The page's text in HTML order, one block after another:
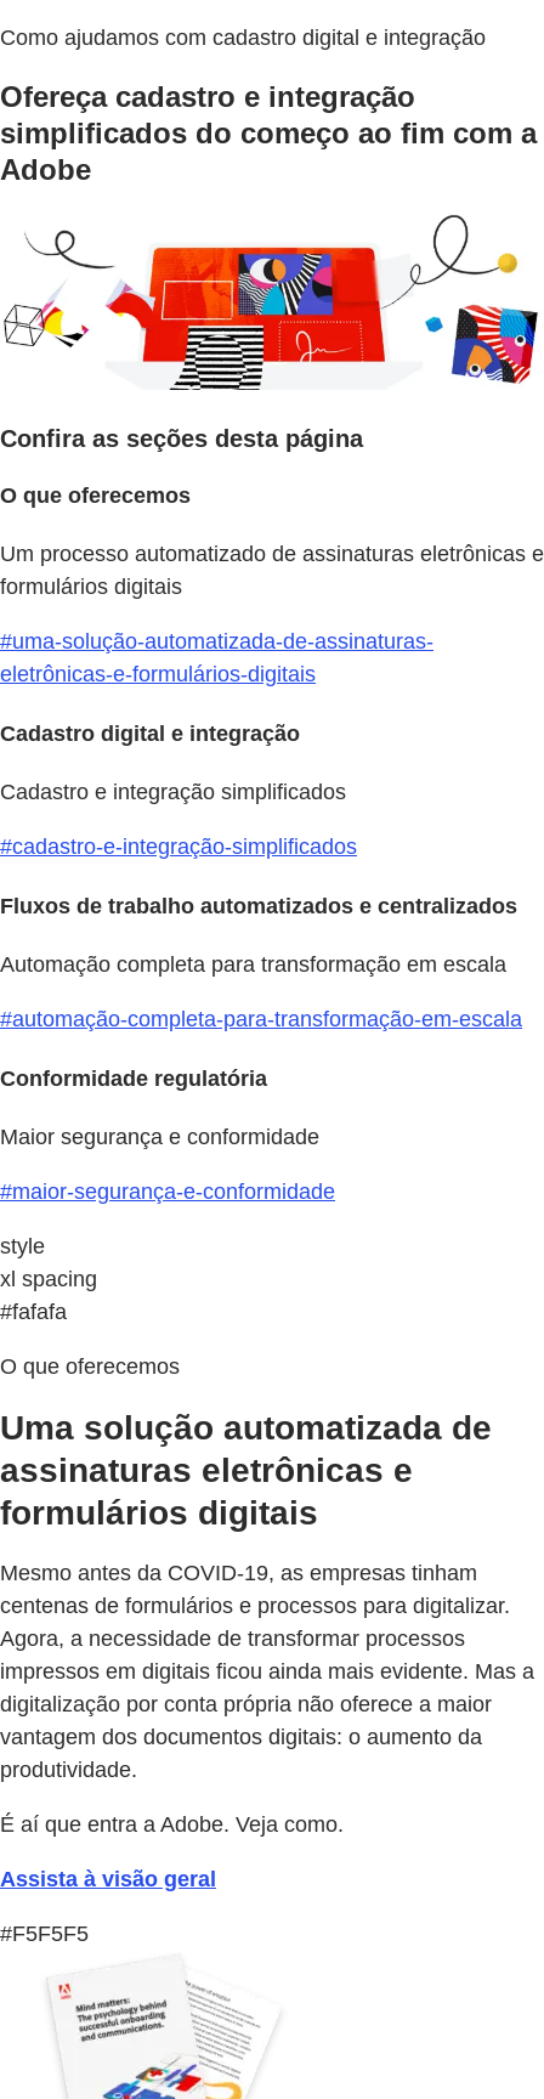
Como ajudamos com cadastro digital e integração
Ofereça cadastro e integração
simplificados do começo ao fim com a
Adobe
Confira as seções desta página
O que oferecemos
Um processo automatizado de assinaturas eletrônicas e
formulários digitais
#uma-solução-automatizada-de-assinaturas-
eletrônicas-e-formulários-digitais
Cadastro digital e integração
Cadastro e integração simplificados
#cadastro-e-integração-simplificados
Fluxos de trabalho automatizados e centralizados
Automação completa para transformação em escala
#automação-completa-para-transformação-em-escala
Conformidade regulatória
Maior segurança e conformidade
#maior-segurança-e-conformidade
style
xl spacing
#fafafa
O que oferecemos
Uma solução automatizada de
assinaturas eletrônicas e
formulários digitais
Mesmo antes da COVID-19, as empresas tinham
centenas de formulários e processos para digitalizar.
Agora, a necessidade de transformar processos
impressos em digitais ficou ainda mais evidente. Mas a
digitalização por conta própria não oferece a maior
vantagem dos documentos digitais: o aumento da
produtividade.
É aí que entra a Adobe. Veja como.
Assista à visão geral
#F5F5F5